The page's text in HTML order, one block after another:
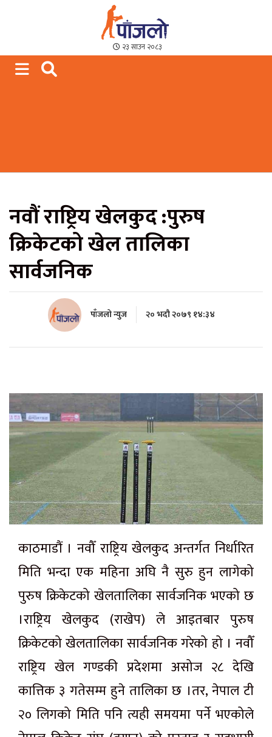
Paajalo News
We are from Far West Nepal
२३ साउन २०८३
नवौं राष्ट्रिय खेलकुद :पुरुष
क्रिकेटको खेल तालिका
सार्वजनिक
पाँजलो न्युज २० भदौ २०७९ १४:३४
काठमाडौं । नवौँ राष्ट्रिय खेलकुद अन्तर्गत निर्धारित
मिति भन्दा एक महिना अघि नै सुरु हुन लागेको
पुरुष क्रिकेटको खेलतालिका सार्वजनिक भएको छ
।राष्ट्रिय खेलकुद (राखेप) ले आइतबार पुरुष
क्रिकेटको खेलतालिका सार्वजनिक गरेको हो । नवौँ
राष्ट्रिय खेल गण्डकी प्रदेशमा असोज २८ देखि
कात्तिक ३ गतेसम्म हुने तालिका छ ।तर, नेपाल टी
२० लिगको मिति पनि त्यही समयमा पर्ने भएकोले